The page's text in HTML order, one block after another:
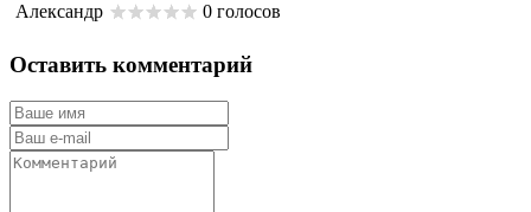
Александр 0 голосов
Оставить комментарий